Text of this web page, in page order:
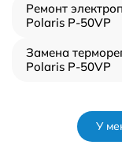
Ремонт
Polaris P-50VP
Замена
Polaris P-50VP
У